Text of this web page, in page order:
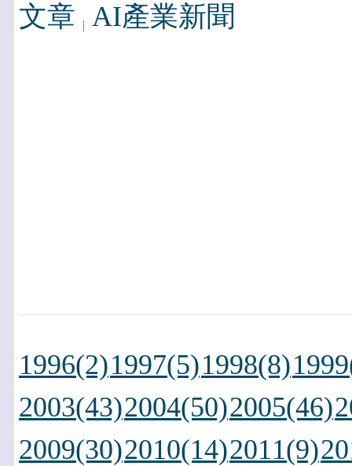
文章 AI產業新聞
1996(2)1997(5)1998(8)
2003(43)2004(50)2005(46)
2009(30)2010(14)2011(9)